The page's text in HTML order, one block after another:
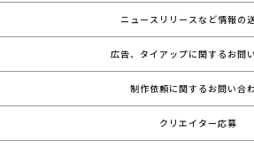
ニュースリリースなど情報の
広告、タイアップに関するお問
制作依頼に関するお問い合
クリエイター応募